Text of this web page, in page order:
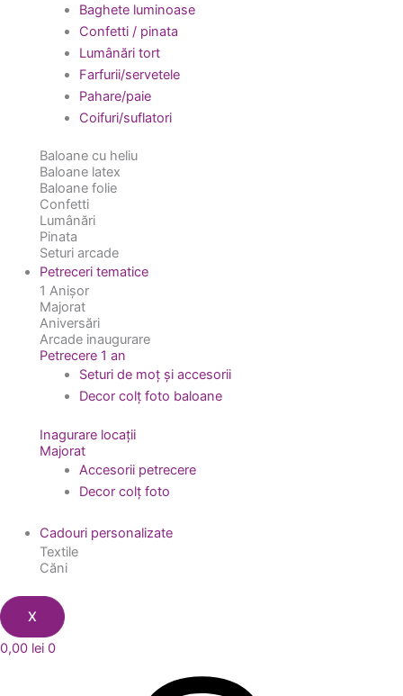
Baghete luminoase
Confetti / pinata
Lumânări tort
Farfurii/servetele
Pahare/paie
Coifuri/suflatori
Baloane cu heliu
Baloane latex
Baloane folie
Confetti
Lumânări
Pinata
Seturi arcade
Petreceri tematice
1 Anișor
Majorat
Aniversări
Arcade inaugurare
Petrecere 1 an
Seturi de moț și accesorii
Decor colț foto baloane
Inagurare locații
Majorat
Accesorii petrecere
Decor colț foto
Cadouri personalizate
Textile
Căni
X
0,00 lei 0